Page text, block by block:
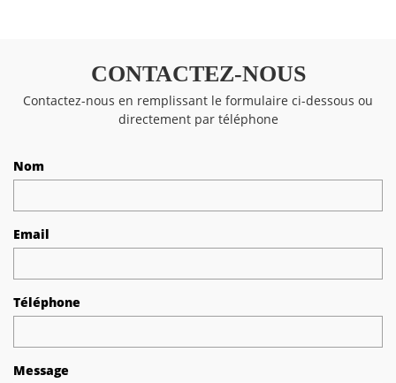
CONTACTEZ-NOUS
Contactez-nous en remplissant le formulaire ci-dessous ou
directement par téléphone
Nom
Email
Téléphone
Message